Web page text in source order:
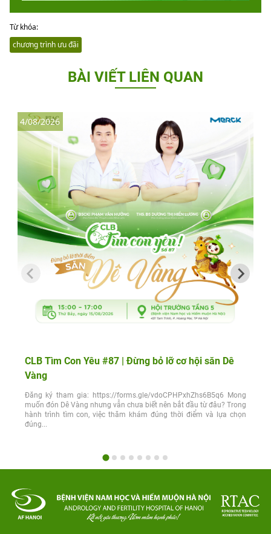
Từ khóa:
chương trình ưu đãi
BÀI VIẾT LIÊN QUAN
CLB Tìm Con Yêu #87 | Đừng bỏ lỡ cơ hội săn Dê
Vàng
Đăng ký tham gia: https://forms.gle/vdoCPHPxhZhs6B5q6 Mong
muốn đón Dê Vàng nhưng vẫn chưa biết nên bắt đầu từ đâu? Trong
hành trình tìm con, việc thăm khám đúng thời điểm và lựa chọn
đúng...
4/08/2026